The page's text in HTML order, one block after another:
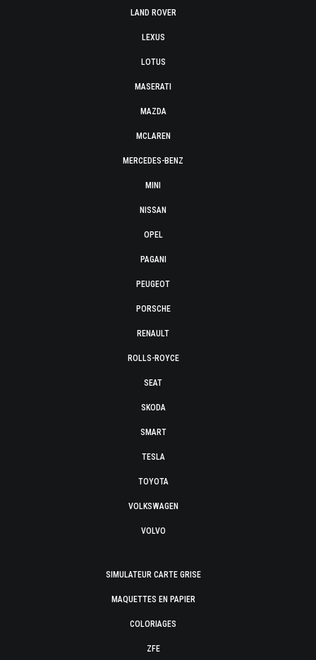
LAND ROVER
LEXUS
LOTUS
MASERATI
MAZDA
MCLAREN
MERCEDES-BENZ
MINI
NISSAN
OPEL
PAGANI
PEUGEOT
PORSCHE
RENAULT
ROLLS-ROYCE
SEAT
SKODA
SMART
TESLA
TOYOTA
VOLKSWAGEN
VOLVO
SIMULATEUR CARTE GRISE
MAQUETTES EN PAPIER
COLORIAGES
ZFE